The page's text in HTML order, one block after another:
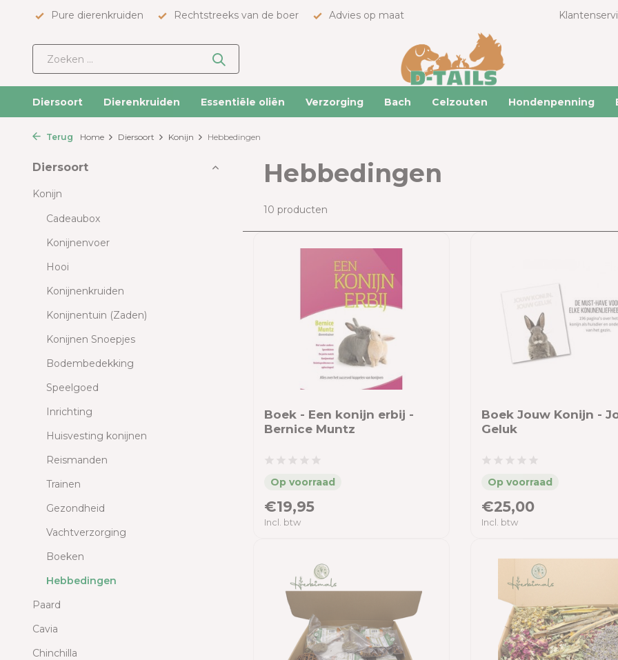
Pure dierenkruiden Rechtstreeks van de boer Advies op maat
Diersoort Dierenkruiden Essentiële oliën Verzorging Bach Celzouten Hondenpenning
Terug Home Diersoort Konijn Hebbedingen
Diersoort
Konijn
Cadeaubox
Konijnenvoer
Hooi
Konijnenkruiden
Konijnentuin (Zaden)
Konijnen Snoepjes
Bodembedekking
Speelgoed
Inrichting
Huisvesting konijnen
Reismanden
Trainen
Gezondheid
Vachtverzorging
Boeken
Hebbedingen
Paard
Cavia
Chinchilla
Hebbedingen
10 producten
Boek - Een konijn erbij -
Bernice Muntz
€19,95
Incl. btw
Boek Jouw Konijn -
Geluk
€25,00
Incl. btw